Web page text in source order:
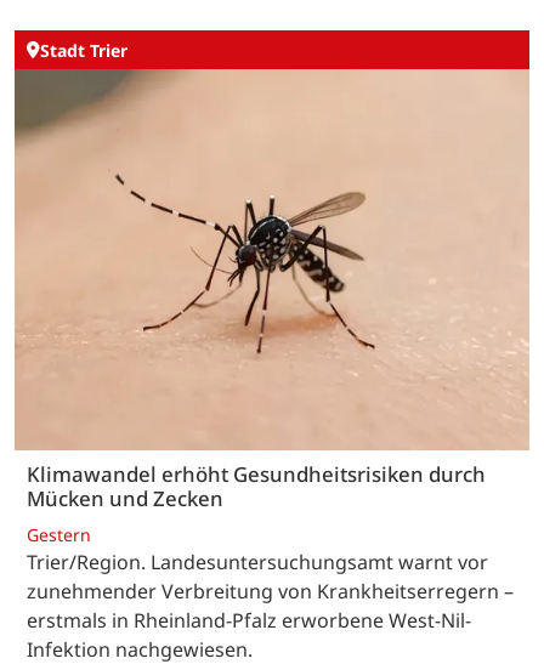
Stadt Trier
Klimawandel erhöht Gesundheitsrisiken durch
Mücken und Zecken
Gestern
Trier/Region. Landesuntersuchungsamt warnt vor
zunehmender Verbreitung von Krankheitserregern –
erstmals in Rheinland-Pfalz erworbene West-Nil-
Infektion nachgewiesen.